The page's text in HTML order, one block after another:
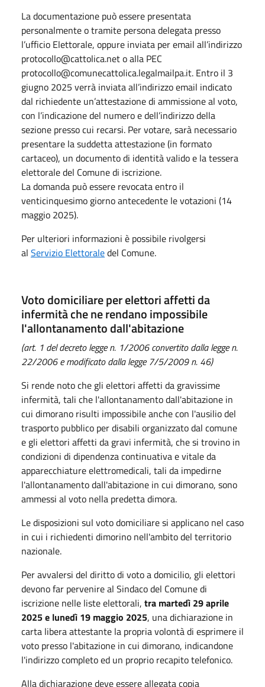
La documentazione può essere presentata
personalmente o tramite persona delegata presso
l’ufficio Elettorale, oppure inviata per email all’indirizzo
protocollo@cattolica.net o alla PEC
protocollo@comunecattolica.legalmailpa.it. Entro il 3
giugno 2025 verrà inviata all’indirizzo email indicato
dal richiedente un’attestazione di ammissione al voto,
con l’indicazione del numero e dell’indirizzo della
sezione presso cui recarsi. Per votare, sarà necessario
presentare la suddetta attestazione (in formato
cartaceo), un documento di identità valido e la tessera
elettorale del Comune di iscrizione.
La domanda può essere revocata entro il
venticinquesimo giorno antecedente le votazioni (14
maggio 2025).
Per ulteriori informazioni è possibile rivolgersi
al Servizio Elettoraledel Comune.
Voto domiciliare per elettori affetti da
infermità che ne rendano impossibile
l'allontanamento dall'abitazione
(art. 1 del decreto legge n. 1/2006 convertito dalla legge n.
22/2006 e modificato dalla legge 7/5/2009 n. 46)
Si rende noto che gli elettori affetti da gravissime
infermità, tali che l'allontanamento dall'abitazione in
cui dimorano risulti impossibile anche con l'ausilio del
trasporto pubblico per disabili organizzato dal comune
e gli elettori affetti da gravi infermità, che si trovino in
condizioni di dipendenza continuativa e vitale da
apparecchiature elettromedicali, tali da impedirne
l'allontanamento dall'abitazione in cui dimorano, sono
ammessi al voto nella predetta dimora.
Le disposizioni sul voto domiciliare si applicano nel caso
in cui i richiedenti dimorino nell'ambito del territorio
nazionale.
Per avvalersi del diritto di voto a domicilio, gli elettori
devono far pervenire al Sindaco del Comune di
iscrizione nelle liste elettorali, tra martedì 29 aprile
2025 e lunedì 19 maggio 2025, una dichiarazione in
carta libera attestante la propria volontà di esprimere il
voto presso l'abitazione in cui dimorano, indicandone
l'indirizzo completo ed un proprio recapito telefonico.
Alla dichiarazione deve essere allegata copia